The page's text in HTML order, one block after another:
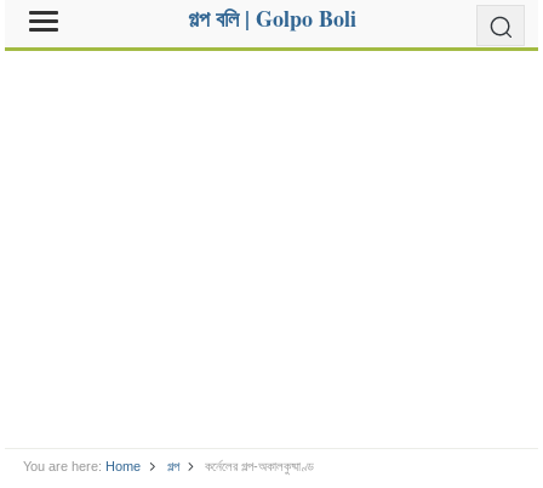
গল্প বলি | Golpo Boli
You are here: Home গল্প কর্নেলের গল্প-অকালকুষ্মাণ্ড